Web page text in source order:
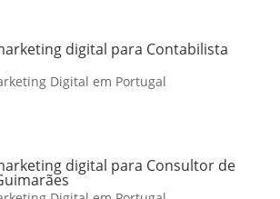
digital para Contabilista
Digital em Portugal
digital para Consultor de